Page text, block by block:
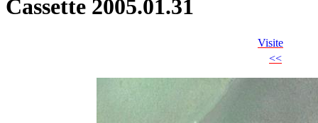
Cassette 2005.01.31
Visite
<<